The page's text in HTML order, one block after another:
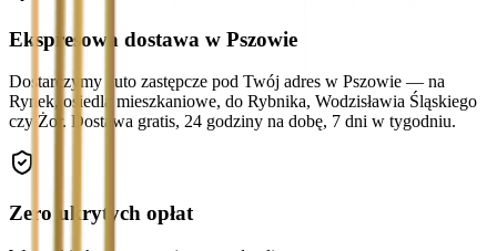
Ekspresowa dostawa w Pszowie
Dostarczymy auto zastępcze pod Twój adres w Pszowie — na
Rynek, osiedla mieszkaniowe, do Rybnika, Wodzisławia Śląskiego
czy Żor. Dostawa gratis, 24 godziny na dobę, 7 dni w tygodniu.
Zero ukrytych opłat